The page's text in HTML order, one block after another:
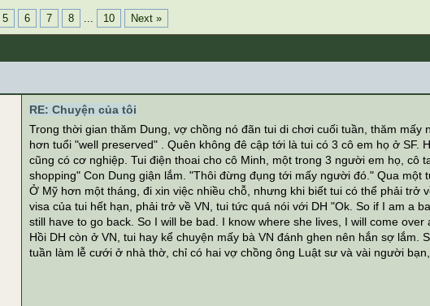
5 6 7 8 ... 10 Next »
RE: Chuyện của tôi
Trong thời gian thăm Dung, vợ chồng nó đãn tui di chơi cuối tuần, thăm
hơn tuổi "well preserved" . Quên không đê cập tới là tui có 3 cô em họ ở
cũng có cơ nghiệp. Tui điện thoai cho cô Minh, một trong 3 người em họ,
shopping" Con Dung giận lắm. "Thôi đừng đụng tới mấy người đó." Qua một
Ở Mỹ hơn một tháng, đi xin việc nhiều chỗ, nhưng khi biết tui có thể phải
visa của tui hết hạn, phải trở về VN, tui tức quá nói với DH "Ok. So if I am a
still have to go back. So I will be bad. I know where she lives, I will come over
Hồi DH còn ở VN, tui hay kể chuyện mấy bà VN đánh ghen nên hắn sợ
tuần làm lễ cưới ở nhà thờ, chỉ có hai vợ chồng ông Luật sư và vài người bạn,